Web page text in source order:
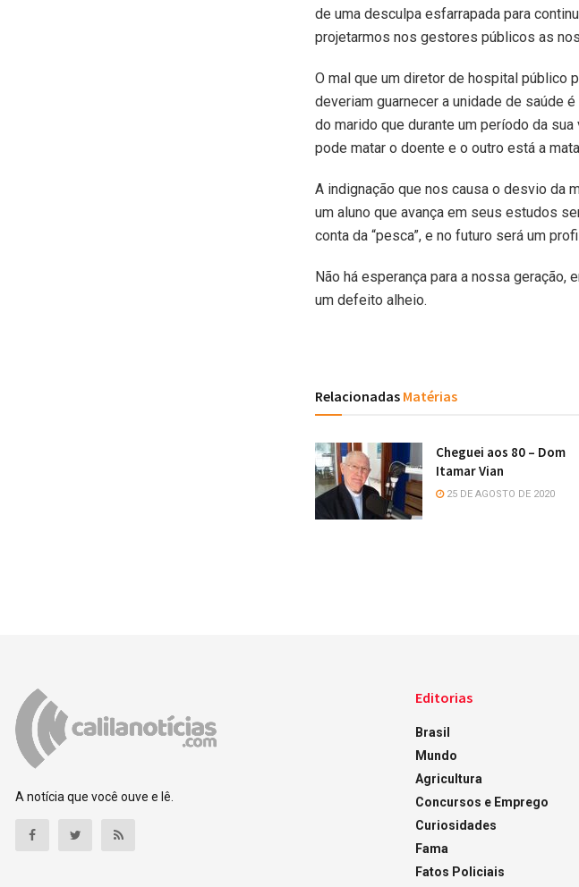
de uma desculpa esfarrapada para
projetarmos nos gestores públicos as
O mal que um diretor de hospital público
deveriam guarnecer a unidade de saúde
do marido que durante um período da
pode matar o doente e o outro está a
A indignação que nos causa o desvio da
um aluno que avança em seus estudos
conta da “pesca”, e no futuro será um
Não há esperança para a nossa geração,
um defeito alheio.
Relacionadas Matérias
Cheguei aos 80 – Dom
Itamar Vian
25 DE AGOSTO DE 2020
A notícia que você ouve e lê.
Editorias
Brasil
Mundo
Agricultura
Concursos e Emprego
Curiosidades
Fama
Fatos Policiais